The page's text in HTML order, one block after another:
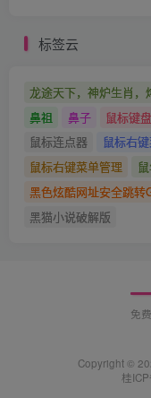
标签云
龙途天下，神炉生肖，
鼻祖
鼻子
鼠标键
鼠标连点器
鼠标右
鼠标右键菜单管理
黑色炫酷网址安全跳转
黑猫小说破解版
免
Copyright ©
桂